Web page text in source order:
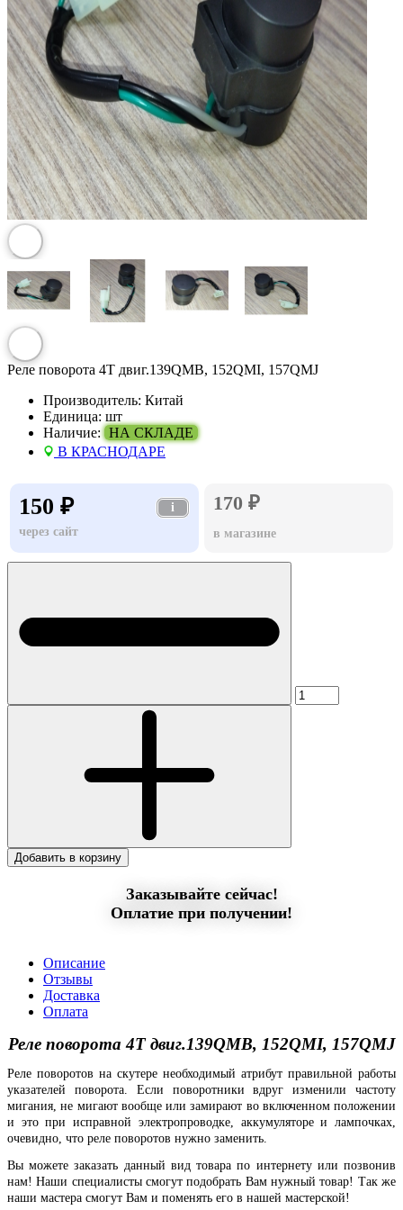
Реле поворота 4T двиг.139QMB, 152QMI, 157QMJ
Производитель: Китай
Единица: шт
Наличие: НА СКЛАДЕ
В КРАСНОДАРЕ
150 ₽
i
через сайт
170 ₽
в магазине
Добавить в корзину
Заказывайте сейчас!
Оплатие при получении!
Описание
Отзывы
Доставка
Оплата
Реле поворота 4T двиг.139QMB, 152QMI, 157QMJ
Реле поворотов на скутере необходимый атрибут правильной работы
указателей поворота. Если поворотники вдруг изменили частоту
мигания, не мигают вообще или замирают во включенном положении
и это при исправной электропроводке, аккумуляторе и лампочках,
очевидно, что реле поворотов нужно заменить.
Вы можете заказать данный вид товара по интернету или позвонив
нам! Наши специалисты смогут подобрать Вам нужный товар! Так же
наши мастера смогут Вам и поменять его в нашей мастерской!